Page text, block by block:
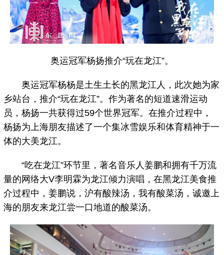
奥运冠军杨扬推介“玩在龙江”。
奥运冠军杨杨是土生土长的黑龙江人，此次她为家
乡站台，推介“玩在龙江”。作为著名的短道速滑运动
员，杨扬一共获得过59个世界冠军。在推介过程中，
杨扬为上海朋友描述了一个集冰雪娱乐和体育精神于一
体的大美龙江。
“吃在龙江”环节里，著名音乐人姜鹏和拥有千万流
量的网络大V李明霖为龙江倾力演唱，在黑龙江美食推
介过程中，姜鹏说，沪有酸辣汤，我有酸菜汤，诚邀上
海的朋友来龙江尝一口地道的酸菜汤。